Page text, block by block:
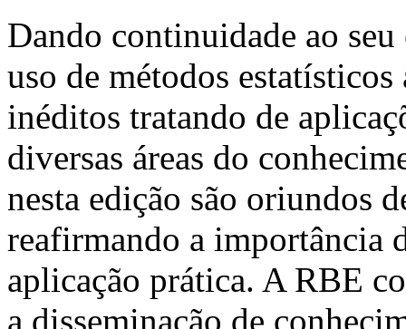
Dando continuidade ao
uso de métodos
inéditos tratando de
diversas áreas do
nesta edição são oriundos
reafirmando a importância
aplicação prática. A RBE
a disseminação de